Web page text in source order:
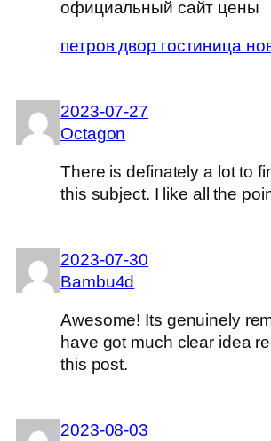
официальный сайт цены
петров двор гостиница
2023-07-27
Octagon
There is definately a lot to
this subject. I like all the
2023-07-30
Bambu4d
Awesome! Its genuinely
have got much clear idea
this post.
2023-08-03